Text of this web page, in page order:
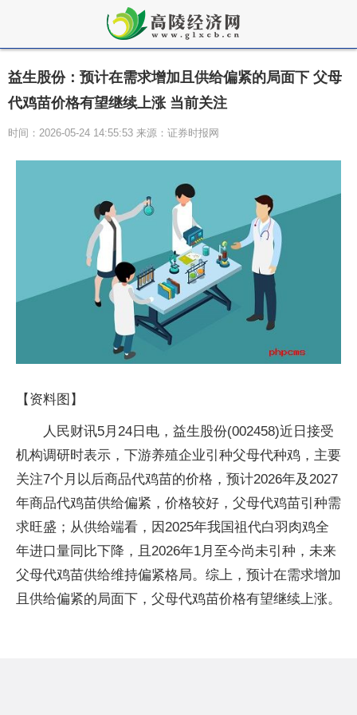
益生股份：预计在需求增加且供给偏紧的局面下 父母
代鸡苗价格有望继续上涨 当前关注
时间：2026-05-24 14:55:53 来源：证券时报网
【资料图】
人民财讯5月24日电，益生股份(002458)近日接受
机构调研时表示，下游养殖企业引种父母代种鸡，主要
关注7个月以后商品代鸡苗的价格，预计2026年及2027
年商品代鸡苗供给偏紧，价格较好，父母代鸡苗引种需
求旺盛；从供给端看，因2025年我国祖代白羽肉鸡全
年进口量同比下降，且2026年1月至今尚未引种，未来
父母代鸡苗供给维持偏紧格局。综上，预计在需求增加
且供给偏紧的局面下，父母代鸡苗价格有望继续上涨。